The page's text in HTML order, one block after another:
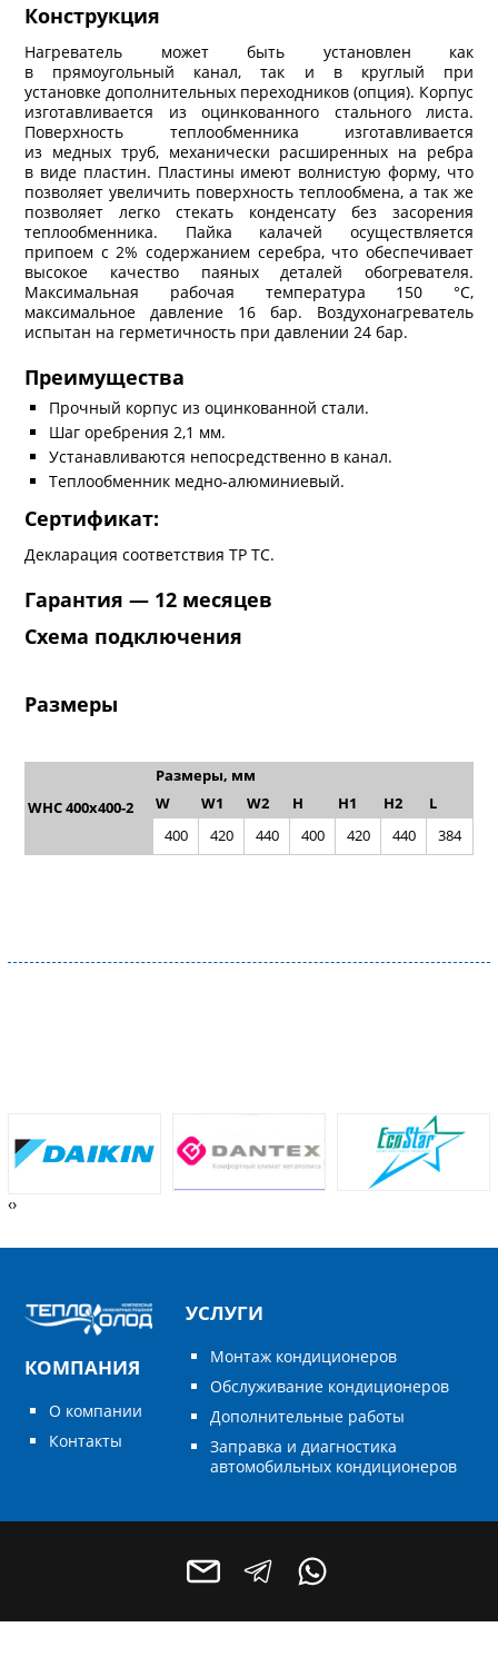
Конструкция
Нагреватель может быть установлен как
в прямоугольный канал, так и в круглый при
установке дополнительных переходников (опция). Корпус
изготавливается из оцинкованного стального листа.
Поверхность теплообменника изготавливается
из медных труб, механически расширенных на ребра
в виде пластин. Пластины имеют волнистую форму, что
позволяет увеличить поверхность теплообмена, а так же
позволяет легко стекать конденсату без засорения
теплообменника. Пайка калачей осуществляется
припоем с 2% содержанием серебра, что обеспечивает
высокое качество паяных деталей обогревателя.
Максимальная рабочая температура 150 °C,
максимальное давление 16 бар. Воздухонагреватель
испытан на герметичность при давлении 24 бар.
Преимущества
Прочный корпус из оцинкованной стали.
Шаг оребрения 2,1 мм.
Устанавливаются непосредственно в канал.
Теплообменник медно-алюминиевый.
Сертификат:
Декларация соответствия ТР ТС.
Гарантия — 12 месяцев
Схема подключения
Размеры
WHC 400x400-2
Размеры, мм
W
W1 W2 H H1 H2
L
400
420 440 400 420 440 384
‹›
КОМПАНИЯ
О компании
Контакты
УСЛУГИ
Монтаж кондиционеров
Обслуживание кондиционеров
Дополнительные работы
Заправка и диагностика
автомобильных кондиционеров